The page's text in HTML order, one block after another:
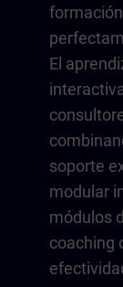
El
soporte
modular
módulos
coaching